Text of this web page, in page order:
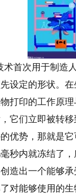
术首次用于制造
设定的形状。
打印的工作原
它们立即被转移
优势，那就是
秒内就冻结了
造出一个能够
对能够使用的